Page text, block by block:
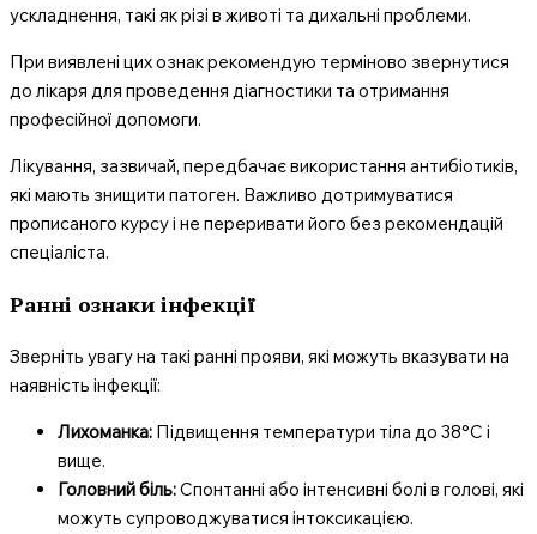
ускладнення, такі як різі в животі та дихальні проблеми.
При виявлені цих ознак рекомендую терміново звернутися
до лікаря для проведення діагностики та отримання
професійної допомоги.
Лікування, зазвичай, передбачає використання антибіотиків,
які мають знищити патоген. Важливо дотримуватися
прописаного курсу і не переривати його без рекомендацій
спеціаліста.
Ранні ознаки інфекції
Зверніть увагу на такі ранні прояви, які можуть вказувати на
наявність інфекції:
Лихоманка: Підвищення температури тіла до 38°C і
вище.
Головний біль:Спонтанні або інтенсивні болі в голові, які
можуть супроводжуватися інтоксикацією.